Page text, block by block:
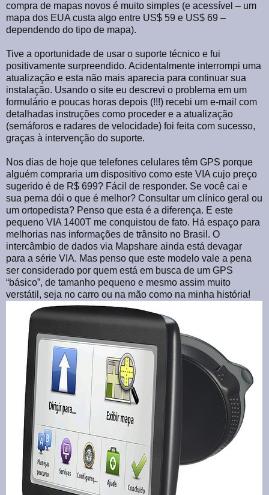
compra de mapas novos é muito simples (e acessível – um
mapa dos EUA custa algo entre US$ 59 e US$ 69 –
dependendo do tipo de mapa).
Tive a oportunidade de usar o suporte técnico e fui
positivamente surpreendido. Acidentalmente interrompi uma
atualização e esta não mais aparecia para continuar sua
instalação. Usando o site eu descrevi o problema em um
formulário e poucas horas depois (!!!) recebi um e-mail com
detalhadas instruções como proceder e a atualização
(semáforos e radares de velocidade) foi feita com sucesso,
graças à intervenção do suporte.
Nos dias de hoje que telefones celulares têm GPS porque
alguém compraria um dispositivo como este VIA cujo preço
sugerido é de R$ 699? Fácil de responder. Se você cai e
sua perna dói o que é melhor? Consultar um clínico geral ou
um ortopedista? Penso que esta é a diferença. E este
pequeno VIA 1400T me conquistou de fato. Há espaço para
melhorias nas informações de trânsito no Brasil. O
intercâmbio de dados via Mapshare ainda está devagar
para a série VIA. Mas penso que este modelo vale a pena
ser considerado por quem está em busca de um GPS
“básico”, de tamanho pequeno e mesmo assim muito
verstátil, seja no carro ou na mão como na minha história!